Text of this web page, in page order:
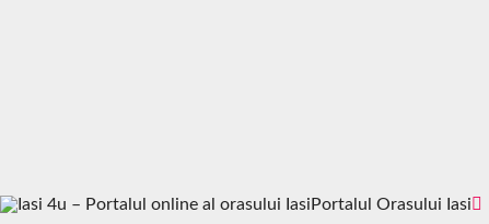
Portalul Orasului Iasi